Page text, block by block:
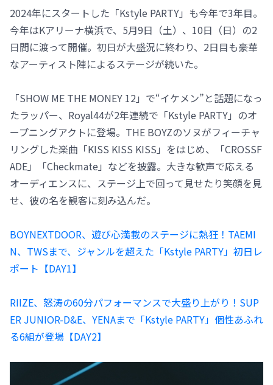
2024年にスタートした「Kstyle PARTY」も今年で3年目。
今年はKアリーナ横浜で、5月9日（土）、10日（日）の2
日間に渡って開催。初日が大盛況に終わり、2日目も豪華
なアーティスト陣によるステージが続いた。
「SHOW ME THE MONEY 12」で“イケメン”と話題になっ
たラッパー、Royal44が2年連続で「Kstyle PARTY」のオ
ープニングアクトに登場。THE BOYZのソヌがフィーチャ
リングした楽曲「KISS KISS KISS」をはじめ、「CROSSF
ADE」「Checkmate」などを披露。大きな歓声で応える
オーディエンスに、ステージ上で回って見せたり笑顔を見
せ、彼の名を観客に刻み込んだ。
BOYNEXTDOOR、遊び心満載のステージに熱狂！TAEMI
N、TWSまで、ジャンルを超えた「Kstyle PARTY」初日レ
ポート【DAY1】
RIIZE、怒涛の60分パフォーマンスで大盛り上がり！SUP
ER JUNIOR-D&E、YENAまで「Kstyle PARTY」個性あふれ
る6組が登場【DAY2】